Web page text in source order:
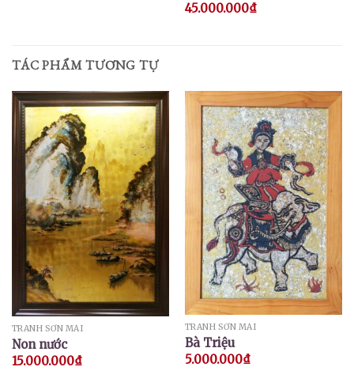
45.000.000₫
TÁC PHẨM TƯƠNG TỰ
TRANH SƠN MÀI
Non nước
15.000.000₫
TRANH SƠN MÀI
Bà Triệu
5.000.000₫